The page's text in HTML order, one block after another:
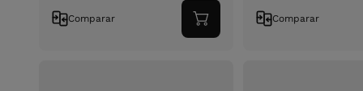
Comparar
Adicionar
ao
Comparar